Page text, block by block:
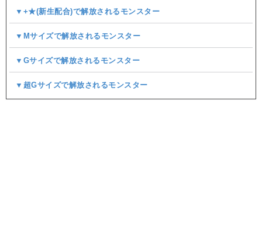
▼+★(新生配合)で解放されるモンスター
▼Mサイズで解放されるモンスター
▼Gサイズで解放されるモンスター
▼超Gサイズで解放されるモンスター